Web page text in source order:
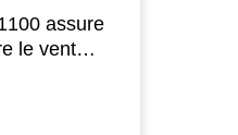
assure
le vent
sur